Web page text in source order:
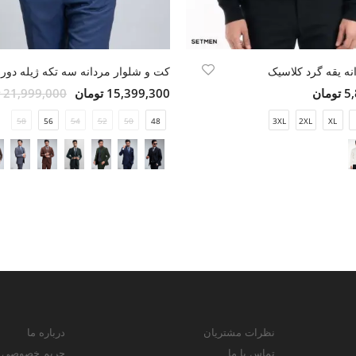
یقه گرد کلاسیک
XL
2XL
3XL
کت و شلوار مردانه سه تکه ژیله
15,399,300 تومان 21,999,000 تومان
48
50
52
54
56
58
نظرات مشتریان
تماس با ما
درباره ما
حریم خصوصی